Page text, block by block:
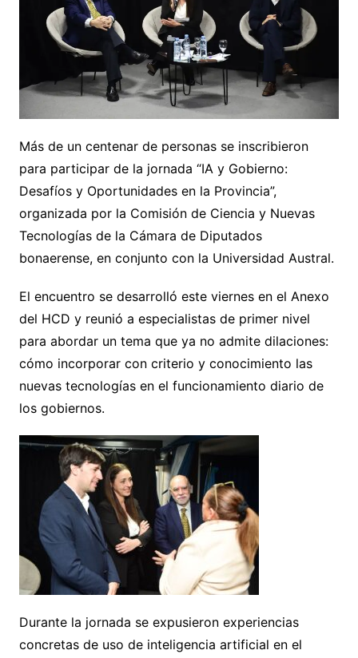
Más de un centenar de personas se inscribieron
para participar de la jornada “IA y Gobierno:
Desafíos y Oportunidades en la Provincia”,
organizada por la Comisión de Ciencia y Nuevas
Tecnologías de la Cámara de Diputados
bonaerense, en conjunto con la Universidad Austral.
El encuentro se desarrolló este viernes en el Anexo
del HCD y reunió a especialistas de primer nivel
para abordar un tema que ya no admite dilaciones:
cómo incorporar con criterio y conocimiento las
nuevas tecnologías en el funcionamiento diario de
los gobiernos.
Durante la jornada se expusieron experiencias
concretas de uso de inteligencia artificial en el